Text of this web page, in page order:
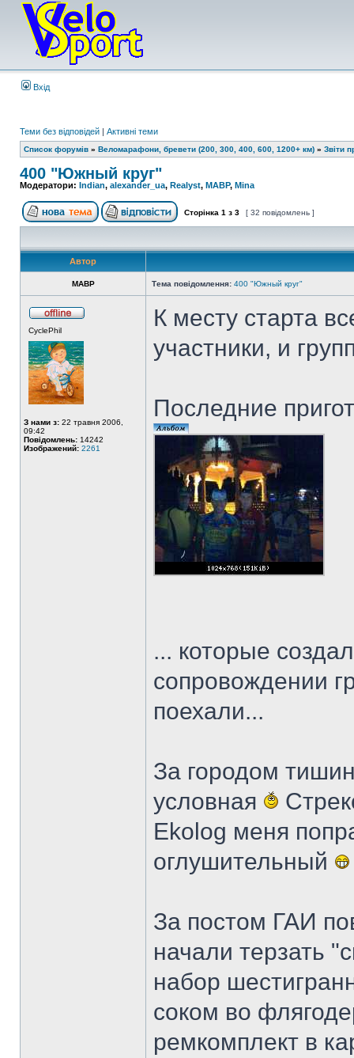
Вхід
Теми без відповідей | Активні теми
Список форумів » Веломарафони, бревети (200, 300, 400, 600, 1200+ км) » Звіти
400 "Южный круг"
Модератори: Indian, alexander_ua, Realyst, MABP, Mina
Сторінка 1 з 3 [ 32 повідомлень ]
Автор
MABP Тема повідомлення: 400 "Южный круг"
CyclePhil
З нами з: 22 травня 2006,
09:42
Повідомлень: 14242
Изображений: 2261
К месту старта
участники, и
Последние
... которые
сопровождении
поехали...
За городом
условная
Ekolog меня
оглушительный
За постом ГАИ
начали терзать
набор
соком во
ремкомплект в